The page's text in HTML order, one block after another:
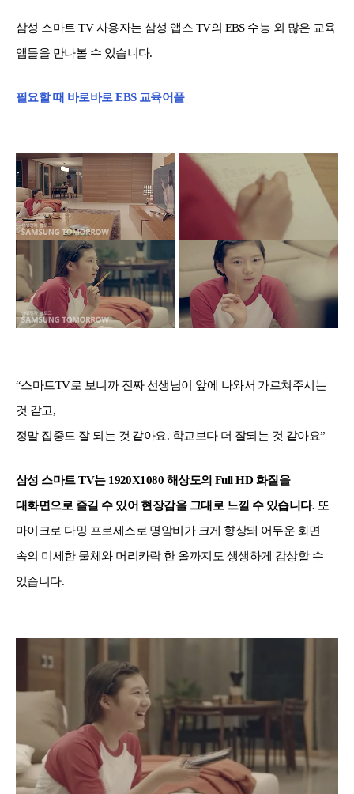
삼성 스마트 TV 사용자는 삼성 앱스 TV의 EBS 수능 외 많은 교육
앱들을 만나볼 수 있습니다.
필요할 때 바로바로 EBS 교육어플
“스마트TV로 보니까 진짜 선생님이 앞에 나와서 가르쳐주시는
것 같고,
정말 집중도 잘 되는 것 같아요. 학교보다 더 잘되는 것 같아요”
삼성 스마트 TV는 1920X1080 해상도의 Full HD 화질을
대화면으로 즐길 수 있어 현장감을 그대로 느낄 수 있습니다. 또
마이크로 다밍 프로세스로 명암비가 크게 향상돼 어두운 화면
속의 미세한 물체와 머리카락 한 올까지도 생생하게 감상할 수
있습니다.